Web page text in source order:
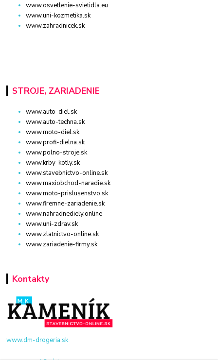
www.osvetlenie-svietidla.eu
www.uni-kozmetika.sk
www.zahradnicek.sk
STROJE, ZARIADENIE
www.auto-diel.sk
www.auto-techna.sk
www.moto-diel.sk
www.profi-dielna.sk
www.polno-stroje.sk
www.krby-kotly.sk
www.stavebnictvo-online.sk
www.maxiobchod-naradie.sk
www.moto-prislusenstvo.sk
www.firemne-zariadenie.sk
www.nahradnediely.online
www.uni-zdrav.sk
www.zlatnictvo-online.sk
www.zariadenie-firmy.sk
Kontakty
www.dm-drogeria.sk